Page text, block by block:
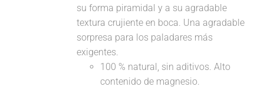
su forma piramidal y a su agradable
textura crujiente en boca. Una agradable
sorpresa para los paladares más
exigentes.
100 % natural, sin aditivos. Alto
contenido de magnesio.